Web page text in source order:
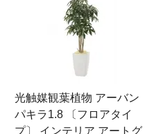
光触媒観葉植物 アーバン
パキラ1.8 〔フロアタイ
プ〕 インテリア アートグ